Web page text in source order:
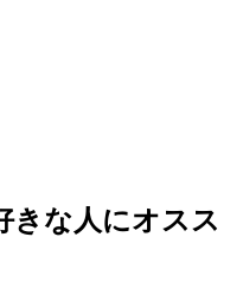
きな人にオスス